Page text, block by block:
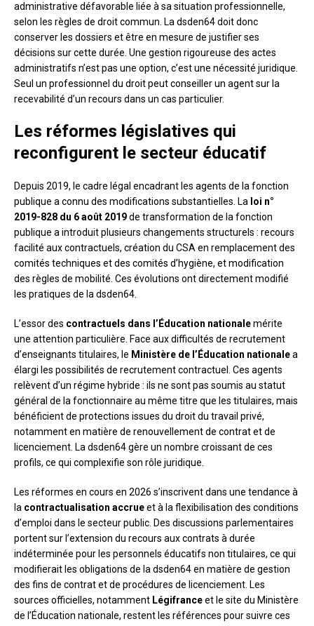
administrative défavorable liée à sa situation professionnelle,
selon les règles de droit commun. La dsden64 doit donc
conserver les dossiers et être en mesure de justifier ses
décisions sur cette durée. Une gestion rigoureuse des actes
administratifs n’est pas une option, c’est une nécessité juridique.
Seul un professionnel du droit peut conseiller un agent sur la
recevabilité d’un recours dans un cas particulier.
Les réformes législatives qui
reconfigurent le secteur éducatif
Depuis 2019, le cadre légal encadrant les agents de la fonction
publique a connu des modifications substantielles. La loi n°
2019-828 du 6 août 2019de transformation de la fonction
publique a introduit plusieurs changements structurels : recours
facilité aux contractuels, création du CSA en remplacement des
comités techniques et des comités d’hygiène, et modification
des règles de mobilité. Ces évolutions ont directement modifié
les pratiques de la dsden64.
L’essor des contractuels dans l’Éducation nationalemérite
une attention particulière. Face aux difficultés de recrutement
d’enseignants titulaires, le Ministère de l’Éducation nationalea
élargi les possibilités de recrutement contractuel. Ces agents
relèvent d’un régime hybride : ils ne sont pas soumis au statut
général de la fonctionnaire au même titre que les titulaires, mais
bénéficient de protections issues du droit du travail privé,
notamment en matière de renouvellement de contrat et de
licenciement. La dsden64 gère un nombre croissant de ces
profils, ce qui complexifie son rôle juridique.
Les réformes en cours en 2026 s’inscrivent dans une tendance à
la contractualisation accrueet à la flexibilisation des conditions
d’emploi dans le secteur public. Des discussions parlementaires
portent sur l’extension du recours aux contrats à durée
indéterminée pour les personnels éducatifs non titulaires, ce qui
modifierait les obligations de la dsden64 en matière de gestion
des fins de contrat et de procédures de licenciement. Les
sources officielles, notamment Légifranceet le site du Ministère
de l’Éducation nationale, restent les références pour suivre ces